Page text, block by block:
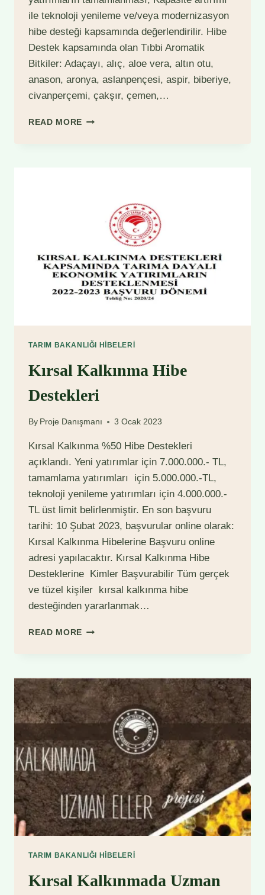
ile teknoloji yenileme ve/veya modernizasyon
hibe desteği kapsamında değerlendirilir. Hibe
Destek kapsamında olan Tıbbi Aromatik
Bitkiler: Adaçayı, alıç, aloe vera, altın otu,
anason, aronya, aslanpençesi, aspir, biberiye,
civanperçemi, çakşır, çemen,…
READ MORE TIBBI
TARIM BAKANLIĞI HIBELERI
Kırsal Kalkınma Hibe
Destekleri
By Proje Danışmanı 3 Ocak 2023
Kırsal Kalkınma %50 Hibe Destekleri
açıklandı. Yeni yatırımlar için 7.000.000.- TL,
tamamlama yatırımları için 5.000.000.-TL,
teknoloji yenileme yatırımları için 4.000.000.-
TL üst limit belirlenmiştir. En son başvuru
tarihi: 10 Şubat 2023, başvurular online olarak:
Kırsal Kalkınma Hibelerine Başvuru online
adresi yapılacaktır. Kırsal Kalkınma Hibe
Desteklerine Kimler Başvurabilir Tüm gerçek
ve tüzel kişiler kırsal kalkınma hibe
desteğinden yararlanmak…
READ MORE KIRSAL
TARIM BAKANLIĞI HIBELERI
Kırsal Kalkınmada Uzman